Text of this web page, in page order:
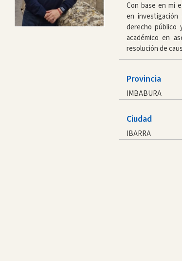
Con base en mi
en
derecho público
académico en
resolución de
Provincia
IMBABURA
Ciudad
IBARRA